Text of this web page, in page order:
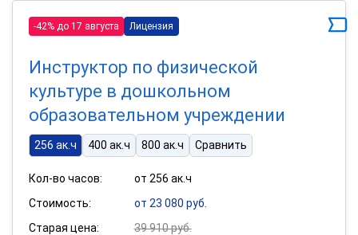
-42% до 17 августа Лицензия
Инструктор по физической
культуре в дошкольном
образовательном учреждении
256 ак.ч 400 ак.ч 800 ак.ч Сравнить
Кол-во часов:
от 256 ак.ч
Стоимость:
от 23 080 руб.
Старая цена:
39 910 руб.